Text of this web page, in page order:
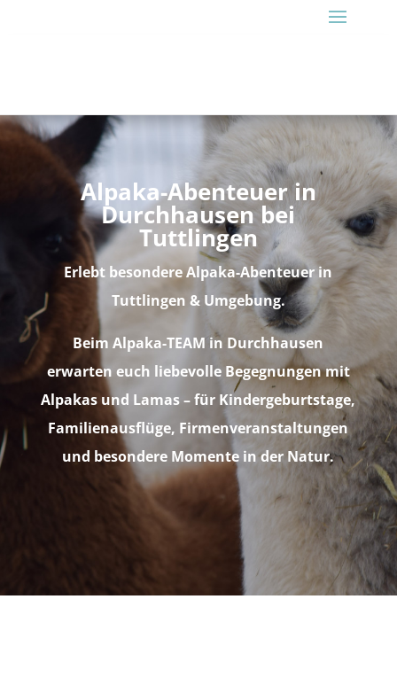
Alpaka-Abenteuer in
Durchhausen bei
Tuttlingen
Erlebt besondere Alpaka-Abenteuer in
Tuttlingen & Umgebung.
Beim Alpaka-TEAM in Durchhausen
erwarten euch liebevolle Begegnungen mit
Alpakas und Lamas –für Kindergeburtstage,
Familienausflüge, Firmenveranstaltungen
und besondere Momente in der Natur.